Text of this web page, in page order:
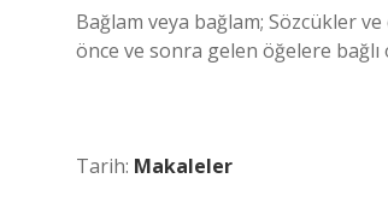
Bağlam veya bağlam; Sözcükler
önce ve sonra gelen öğelere
Tarih: Makaleler